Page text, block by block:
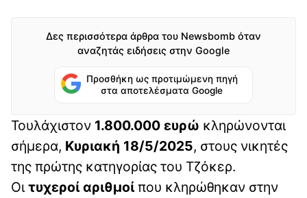
Δες περισσότερα άρθρα του Newsbomb όταν
αναζητάς ειδήσεις στην Google
Προσθήκη ως προτιμώμενη πηγή
στα αποτελέσματα Google
Τουλάχιστον 1.800.000 ευρώ κληρώνονται
σήμερα, Κυριακή 18/5/2025, στους νικητές
της πρώτης κατηγορίας του Τζόκερ.
Οι τυχεροί αριθμοίπου κληρώθηκαν στην